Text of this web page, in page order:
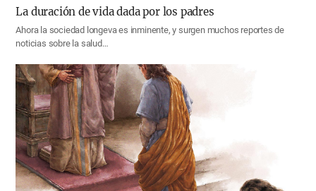
La duración de vida dada por los padres
Ahora la sociedad longeva es inminente, y surgen muchos reportes de
noticias sobre la salud…